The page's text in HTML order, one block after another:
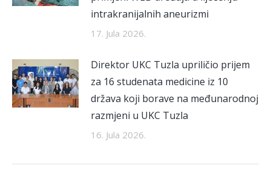
intrakranijalnih aneurizmi
17. Jula 2026.
Direktor UKC Tuzla upriličio prijem
za 16 studenata medicine iz 10
država koji borave na međunarodnoj
razmjeni u UKC Tuzla
16. Jula 2026.